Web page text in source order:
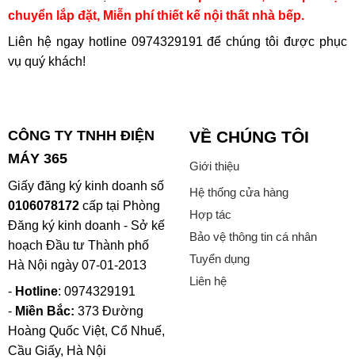
chuyển lắp đặt, Miễn phí thiết kế nội thất nhà bếp.
Liên hệ ngay hotline 0974329191 để chúng tôi được phục
vụ quý khách!
CÔNG TY TNHH ĐIỆN
MÁY 365
Giấy đăng ký kinh doanh số
0106078172cấp tại Phòng
Đăng ký kinh doanh - Sở kế
hoạch Đầu tư Thành phố
Hà Nội ngày 07-01-2013
- Hotline: 0974329191
- Miền Bắc: 373 Đường
Hoàng Quốc Việt, Cổ Nhuế,
Cầu Giấy, Hà Nội
VỀ CHÚNG TÔI
Giới thiệu
Hệ thống cửa hàng
Hợp tác
Bảo vệ thông tin cá nhân
Tuyển dụng
Liên hệ